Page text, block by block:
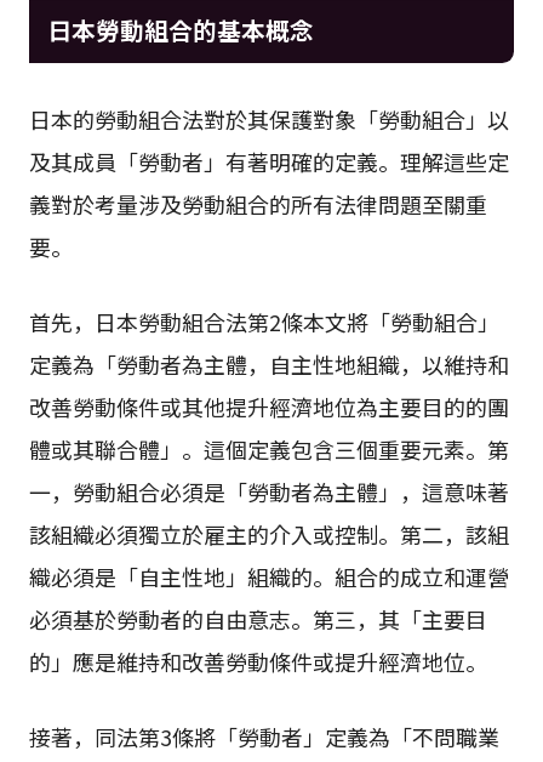
日本勞動組合的基本概念
日本的勞動組合法對於其保護對象「勞動組合」以
及其成員「勞動者」有著明確的定義。理解這些定
義對於考量涉及勞動組合的所有法律問題至關重
要。
首先，日本勞動組合法第2條本文將「勞動組合」
定義為「勞動者為主體，自主性地組織，以維持和
改善勞動條件或其他提升經濟地位為主要目的的團
體或其聯合體」。這個定義包含三個重要元素。第
一，勞動組合必須是「勞動者為主體」，這意味著
該組織必須獨立於雇主的介入或控制。第二，該組
織必須是「自主性地」組織的。組合的成立和運營
必須基於勞動者的自由意志。第三，其「主要目
的」應是維持和改善勞動條件或提升經濟地位。
接著，同法第3條將「勞動者」定義為「不問職業